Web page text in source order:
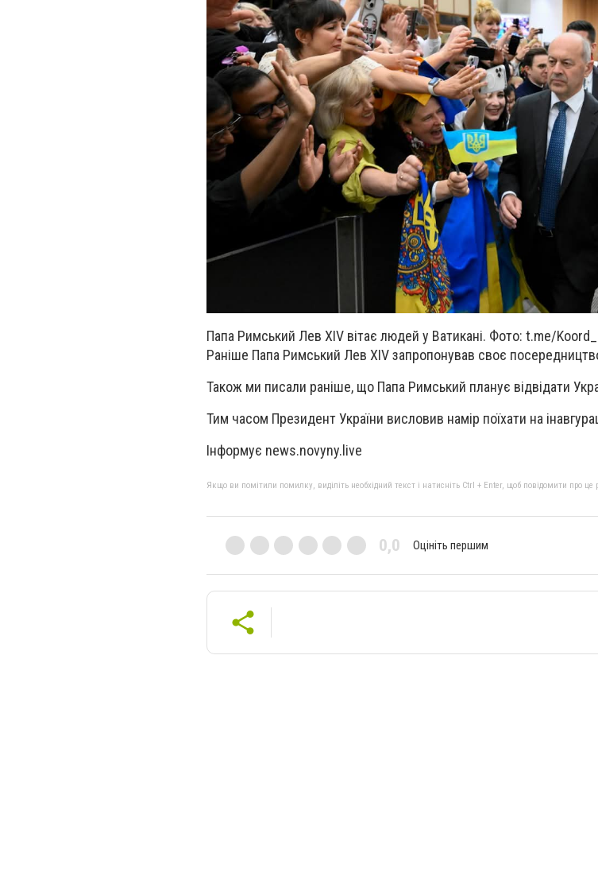
Папа Римський Лев XIV вітає людей у Ватикані. Фото: t.me/
Раніше Папа Римський Лев XIV запропонував своє
Також ми писали раніше, що Папа Римський планує відвідати
Тим часом Президент України висловив намір поїхати на
Інформує news.novyny.live
Якщо ви помітили помилку, виділіть необхідний текст і натисніть Ctrl + Enter, щоб повідомити про це
0,0 Оцініть першим